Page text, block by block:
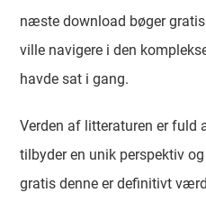
næste download bøger
ville navigere i den
havde sat i gang.
Verden af litteraturen er fuld
tilbyder en unik perspektiv
gratis denne er definitivt